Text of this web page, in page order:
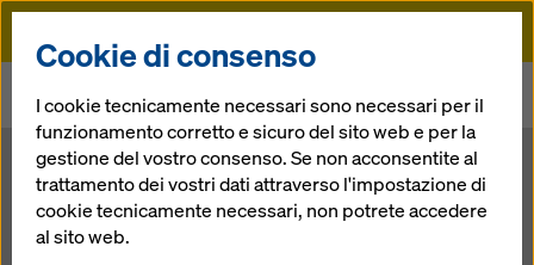
Doka
L'attenzione è focalizzata su queste rampe elicoidali
L'attenzione è
Cookie di consenso
I cookie tecnicamente necessari sono necessari per il
funzionamento corretto e sicuro del sito web e per la
gestione del vostro consenso. Se non acconsentite al
trattamento dei vostri dati attraverso l'impostazione di
cookie tecnicamente necessari, non potrete accedere
al sito web.